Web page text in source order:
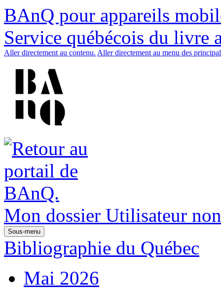
BAnQ pour appareils
Service québécois du livre
Aller directement au contenu. Aller directement au menu des
Mon dossier Utilisateur
Sous-menu
Bibliographie du Québec
Mai 2026